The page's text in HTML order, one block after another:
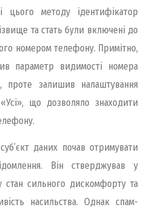
цього методу iдентифiкатор
та стать були включенi до
номером телефону. Примiтно,
параметр видимостi номера
залишив налаштування
що дозволяло знаходити
даних почав отримувати
Вiн стверджував у
сильного дискомфорту та
насильства. Однак спам-